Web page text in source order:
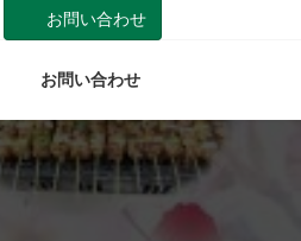
お問い合わせ
お問い合わせ